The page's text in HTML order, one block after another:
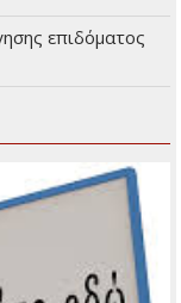
επιδόματος